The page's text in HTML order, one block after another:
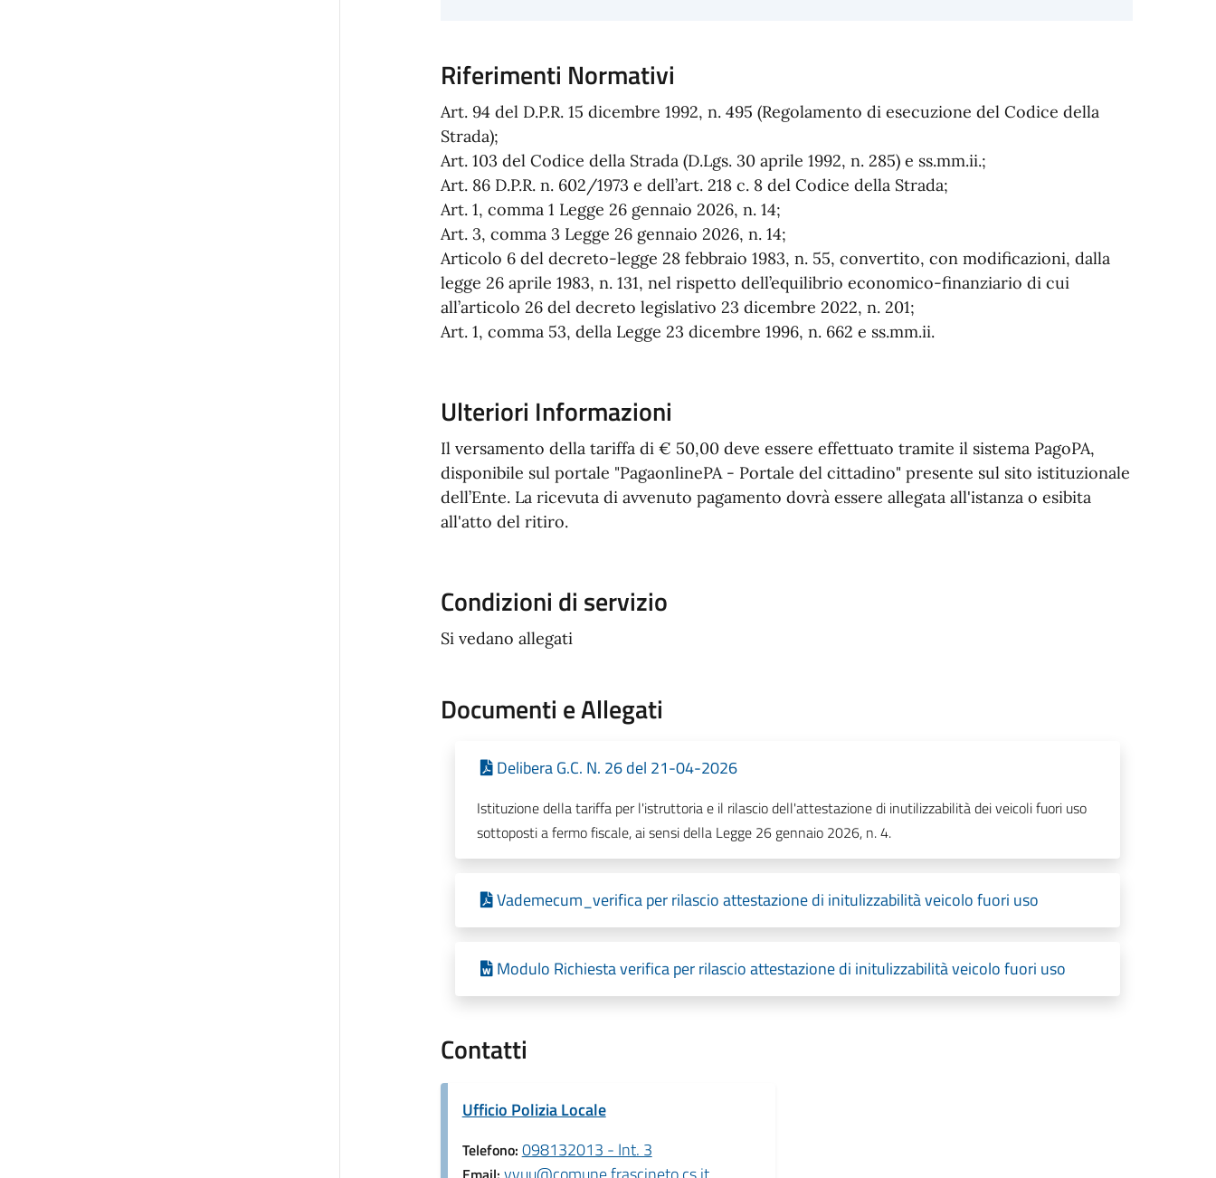
Riferimenti Normativi
Art. 94 del D.P.R. 15 dicembre 1992, n. 495 (Regolamento di esecuzione del Codice della
Strada);
Art. 103 del Codice della Strada (D.Lgs. 30 aprile 1992, n. 285) e ss.mm.ii.;
Art. 86 D.P.R. n. 602/1973 e dell’art. 218 c. 8 del Codice della Strada;
Art. 1, comma 1 Legge 26 gennaio 2026, n. 14;
Art. 3, comma 3 Legge 26 gennaio 2026, n. 14;
Articolo 6 del decreto-legge 28 febbraio 1983, n. 55, convertito, con modificazioni, dalla
legge 26 aprile 1983, n. 131, nel rispetto dell’equilibrio economico-finanziario di cui
all’articolo 26 del decreto legislativo 23 dicembre 2022, n. 201;
Art. 1, comma 53, della Legge 23 dicembre 1996, n. 662 e ss.mm.ii.
Ulteriori Informazioni
Il versamento della tariffa di € 50,00 deve essere effettuato tramite il sistema PagoPA,
disponibile sul portale "PagaonlinePA - Portale del cittadino" presente sul sito istituzionale
dell’Ente. La ricevuta di avvenuto pagamento dovrà essere allegata all'istanza o esibita
all'atto del ritiro.
Condizioni di servizio
Si vedano allegati
Documenti e Allegati
Delibera G.C. N. 26 del 21-04-2026
Istituzione della tariffa per l'istruttoria e il rilascio dell'attestazione di inutilizzabilità dei veicoli fuori uso
sottoposti a fermo fiscale, ai sensi della Legge 26 gennaio 2026, n. 4.
Vademecum_verifica per rilascio attestazione di initulizzabilità veicolo fuori uso
Modulo Richiesta verifica per rilascio attestazione di initulizzabilità veicolo fuori uso
Contatti
Ufficio Polizia Locale
Telefono:098132013 - Int. 3